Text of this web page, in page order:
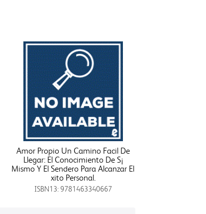
Amor Propio Un Camino Facil De
Llegar: El Conocimiento De S¡
Mismo Y El Sendero Para Alcanzar El
xito Personal.
ISBN13: 9781463340667